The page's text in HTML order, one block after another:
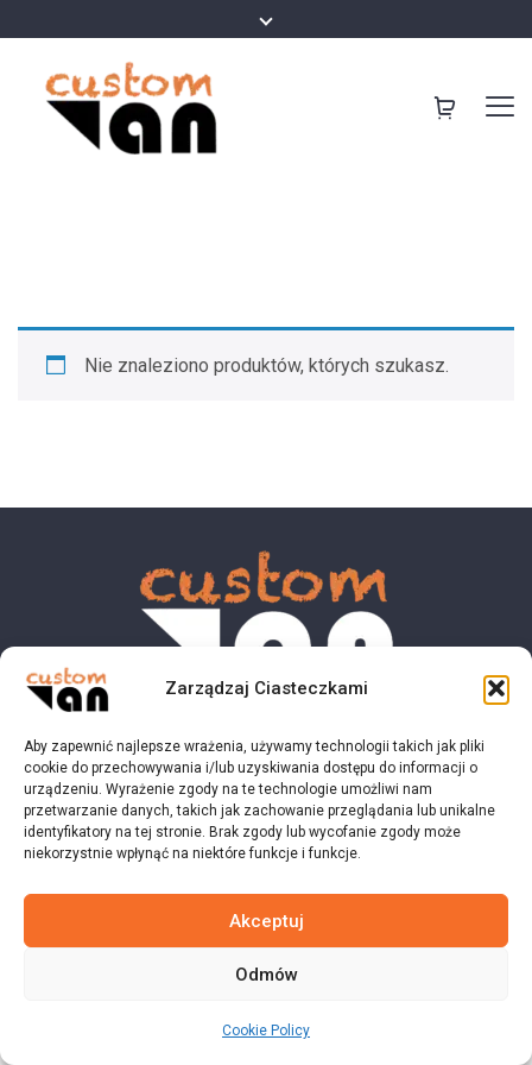
Zarządzaj Ciasteczkami
Aby zapewnić najlepsze wrażenia, używamy technologii takich jak pliki
cookie do przechowywania i/lub uzyskiwania dostępu do informacji o
urządzeniu. Wyrażenie zgody na te technologie umożliwi nam
przetwarzanie danych, takich jak zachowanie przeglądania lub unikalne
identyfikatory na tej stronie. Brak zgody lub wycofanie zgody może
niekorzystnie wpłynąć na niektóre funkcje i funkcje.
Akceptuj
Odmów
Cookie Policy
Nie znaleziono produktów, których szukasz.
© 2023 customvan.pl - Wszystkie prawa zastrzeżone.